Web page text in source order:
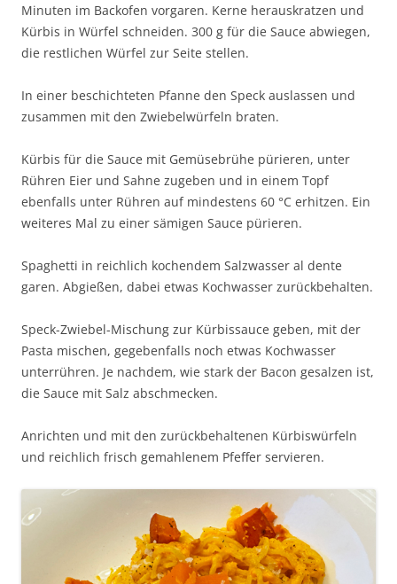
Minuten im Backofen vorgaren. Kerne herauskratzen und
Kürbis in Würfel schneiden. 300 g für die Sauce abwiegen,
die restlichen Würfel zur Seite stellen.
In einer beschichteten Pfanne den Speck auslassen und
zusammen mit den Zwiebelwürfeln braten.
Kürbis für die Sauce mit Gemüsebrühe pürieren, unter
Rühren Eier und Sahne zugeben und in einem Topf
ebenfalls unter Rühren auf mindestens 60 °C erhitzen. Ein
weiteres Mal zu einer sämigen Sauce pürieren.
Spaghetti in reichlich kochendem Salzwasser al dente
garen. Abgießen, dabei etwas Kochwasser zurückbehalten.
Speck-Zwiebel-Mischung zur Kürbissauce geben, mit der
Pasta mischen, gegebenfalls noch etwas Kochwasser
unterrühren. Je nachdem, wie stark der Bacon gesalzen ist,
die Sauce mit Salz abschmecken.
Anrichten und mit den zurückbehaltenen Kürbiswürfeln
und reichlich frisch gemahlenem Pfeffer servieren.